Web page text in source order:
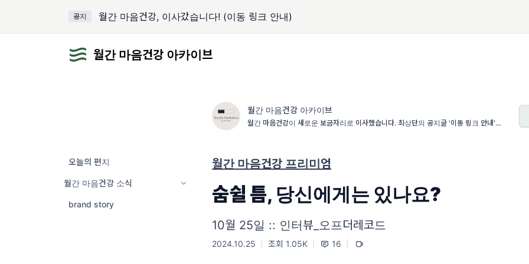
공지 월간 마음건강, 이사갔습니다! (이동 링크 안내)
월간 마음건강 아카이브
오늘의 편지
월간 마음건강 소식
brand story
월간 마음건강 아카이브
월간 마음건강이 새로운 보금자리로 이사했습니다. 최상단의 공지글 '이동 링크 안내'를 꼭
월간 마음건강 프리미엄
숨쉴 틈, 당신에게는 있나요?
10월 25일 :: 인터뷰_오프더레코드
2024.10.25 조회 1.05K 16